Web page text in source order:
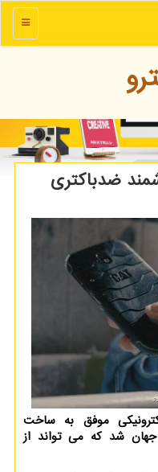
منو
ضدباكتری
موفق به ساخت
شد كه می تواند از